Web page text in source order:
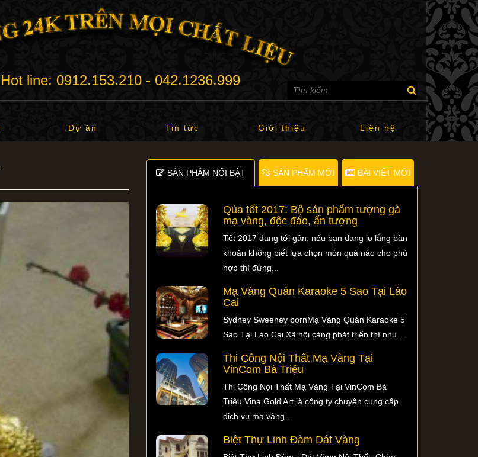
Hot line: 0912.153.210 - 042.1236.999
Dự án Tin tức Giới thiệu Liên hệ
SẢN PHẨM NỐI BẬT SẢN PHẨM MỚI BÀI VIẾT MỚI
Qùa tết 2017: Bộ sản phẩm tượng gà
mạ vàng, độc đáo, ấn tượng
Tết 2017 đang tới gần, nếu bạn đang lo lắng băn
khoăn không biết lựa chọn món quà nào cho phù
hợp thì đừng...
Mạ Vàng Quán Karaoke 5 Sao Tại Lào
Cai
Sydney Sweeney pornMạ Vàng Quán Karaoke 5
Sao Tại Lào Cai Xã hội càng phát triển thì nhu...
Thi Công Nội Thất Mạ Vàng Tại
VinCom Bà Triệu
Thi Công Nội Thất Mạ Vàng Tại VinCom Bà
Triệu Vina Gold Art là công ty chuyên cung cấp
dịch vụ mạ vàng...
Biệt Thự Linh Đàm Dát Vàng